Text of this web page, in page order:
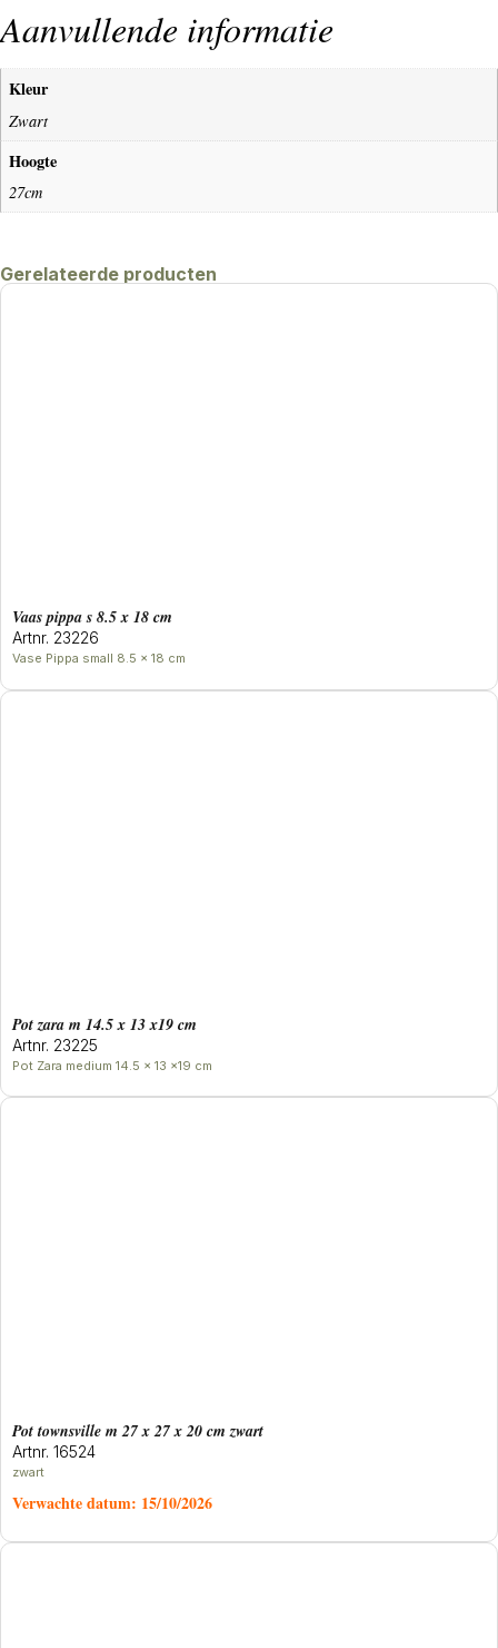
Aanvullende informatie
Kleur
Zwart
Hoogte
27cm
Gerelateerde producten
Vaas pippa s 8.5 x 18 cm
Artnr. 23226
Vase Pippa small 8.5 x 18 cm
Pot zara m 14.5 x 13 x19 cm
Artnr. 23225
Pot Zara medium 14.5 x 13 x19 cm
Pot townsville m 27 x 27 x 20 cm zwart
Artnr. 16524
zwart
Verwachte datum: 15/10/2026